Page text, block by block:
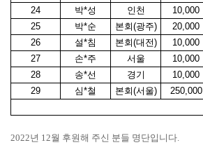
24
박*성 인천 10,000
25
박*순 본회(광주) 20,000
26
설*침 본회(대전) 10,000
27
손*주 서울 10,000
28
송*선 경기 10,000
29
심*철 본회(서울)
250,000
2022년 12월 후원해 주신 분들 명단입니다.